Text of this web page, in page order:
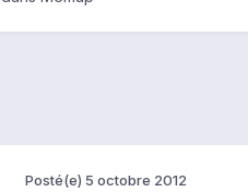
Posté(e) 5 octobre 2012